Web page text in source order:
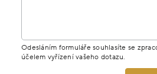
Odesláním formuláře souhlasíte se
účelem vyřízení vašeho dotazu.